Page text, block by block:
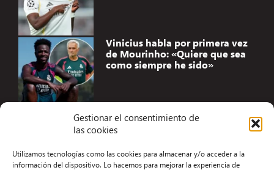
Gestionar el consentimiento de
las cookies
Utilizamos tecnologías como las cookies para almacenar y/o acceder a la
información del dispositivo. Lo hacemos para mejorar la experiencia de
Vinicius habla por primera vez
de Mourinho: «Quiere que sea
como siempre he sido»
Aviso Legal